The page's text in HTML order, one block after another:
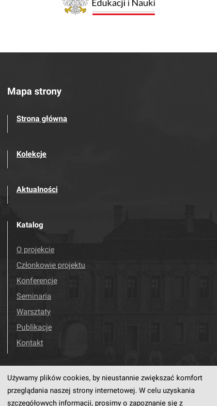
Mapa strony
Strona główna
Kolekcje
Aktualności
Katalog
O projekcie
Członkowie projektu
Konferencje
Seminaria
Warsztaty
Publikacje
Kontakt
Odwiedź nas! Facebook
Używamy plików cookies, by nieustannie zwiększać komfort
przeglądania naszej strony internetowej. W celu uzyskania
szczegółowych informacji, prosimy o zapoznanie się z